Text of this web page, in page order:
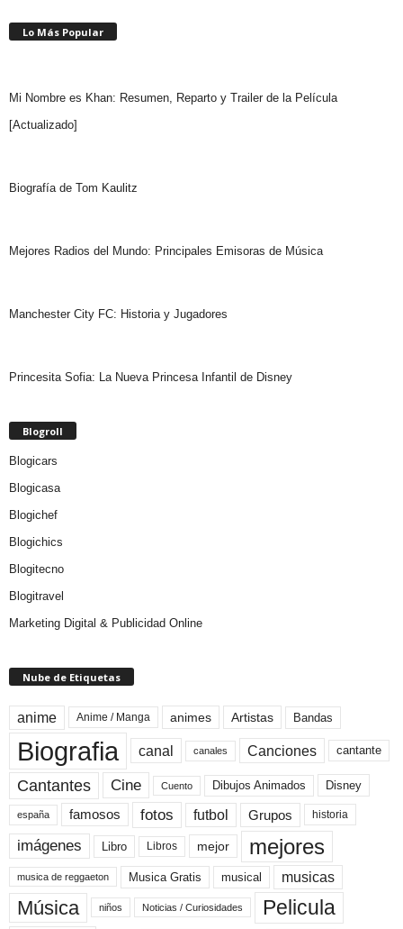
Lo Más Popular
Mi Nombre es Khan: Resumen, Reparto y Trailer de la Película
[Actualizado]
Biografía de Tom Kaulitz
Mejores Radios del Mundo: Principales Emisoras de Música
Manchester City FC: Historia y Jugadores
Princesita Sofia: La Nueva Princesa Infantil de Disney
Blogroll
Blogicars
Blogicasa
Blogichef
Blogichics
Blogitecno
Blogitravel
Marketing Digital & Publicidad Online
Nube de Etiquetas
anime Anime / Manga animes Artistas Bandas
Biografia canal canales Canciones cantante
Cantantes Cine Cuento Dibujos Animados Disney
españa famosos fotos futbol Grupos historia
imágenes Libro Libros mejor mejores
musica de reggaeton Musica Gratis musical musicas
Música niños Noticias / Curiosidades Pelicula